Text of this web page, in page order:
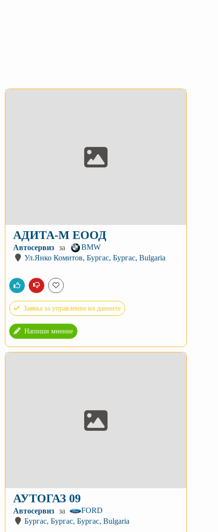
АДИТА-М ЕООД
Автосервиз за
BMW
Ул.Янко Комитов, Бургас, Бургас, Bulgaria
Заявка за управление на данните
Напиши мнение
АУТОГАЗ 09
Автосервиз за
FORD
Бургас, Бургас, Бургас, Bulgaria